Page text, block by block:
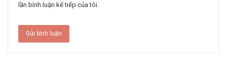
lần bình luận kế tiếp của tôi.